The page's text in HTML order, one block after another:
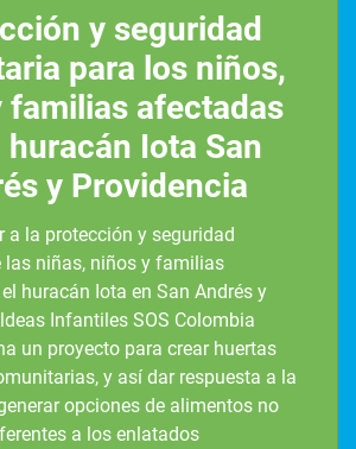
y seguridad
para los niños,
familias afectadas
huracán Iota San
y Providencia
a la protección y seguridad
las niñas, niños y familias
huracán Iota en San Andrés y
Infantiles SOS Colombia
un proyecto para crear huertas
y así dar respuesta a la
opciones de alimentos no
a los enlatados